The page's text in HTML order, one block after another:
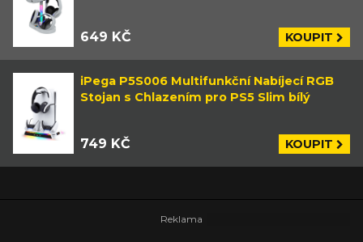
649 KČ KOUPIT
iPega P5S006 Multifunkční Nabíjecí RGB
Stojan s Chlazením pro PS5 Slim bílý
749 KČ KOUPIT